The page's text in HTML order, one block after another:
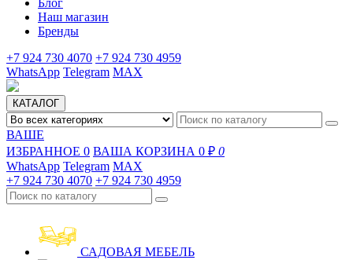
Блог
Наш магазин
Бренды
+7 924 730 4070 +7 924 730 4959
WhatsApp Telegram MAX
КАТАЛОГ
ВАШЕ
ИЗБРАННОЕ 0 ВАША КОРЗИНА 0 ₽ 0
WhatsApp Telegram MAX
+7 924 730 4070 +7 924 730 4959
САДОВАЯ МЕБЕЛЬ